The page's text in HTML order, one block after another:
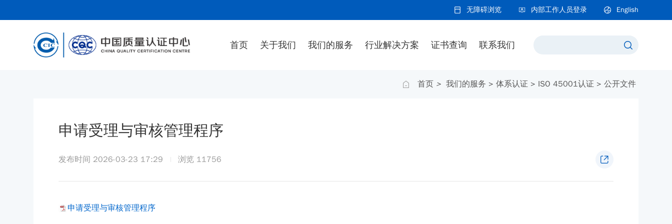
无障碍浏览 内部工作人员登录 English
首页 关于我们 我们的服务 行业解决方案 证书查询 联系我们
首页 > 我们的服务 > 体系认证 > ISO 45001认证 > 公开文件
申请受理与审核管理程序
发布时间 2026-03-23 17:29 浏览 11756
申请受理与审核管理程序